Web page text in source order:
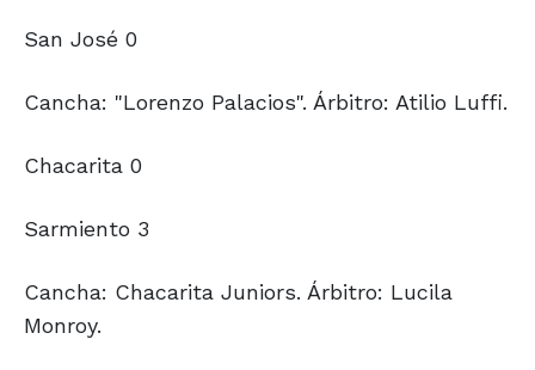
San José 0
Cancha: "Lorenzo Palacios". Árbitro: Atilio Luffi.
Chacarita 0
Sarmiento 3
Cancha: Chacarita Juniors. Árbitro: Lucila
Monroy.